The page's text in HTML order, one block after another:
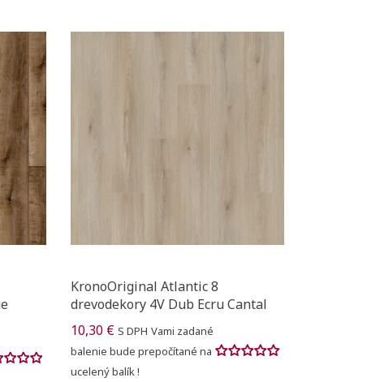
KronoOriginal Atlantic 8
drevodekory 4V Dub Ecru Cantal
10,30 € S DPH Vami zadané
balenie bude prepočítané na
ucelený balík !
nový zoznam
Ukončiť
Ukončiť